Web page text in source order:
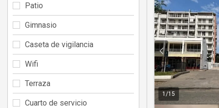
1 /15
Patio
Gimnasio
Caseta de vigilancia
Wifi
Terraza
Cuarto de servicio